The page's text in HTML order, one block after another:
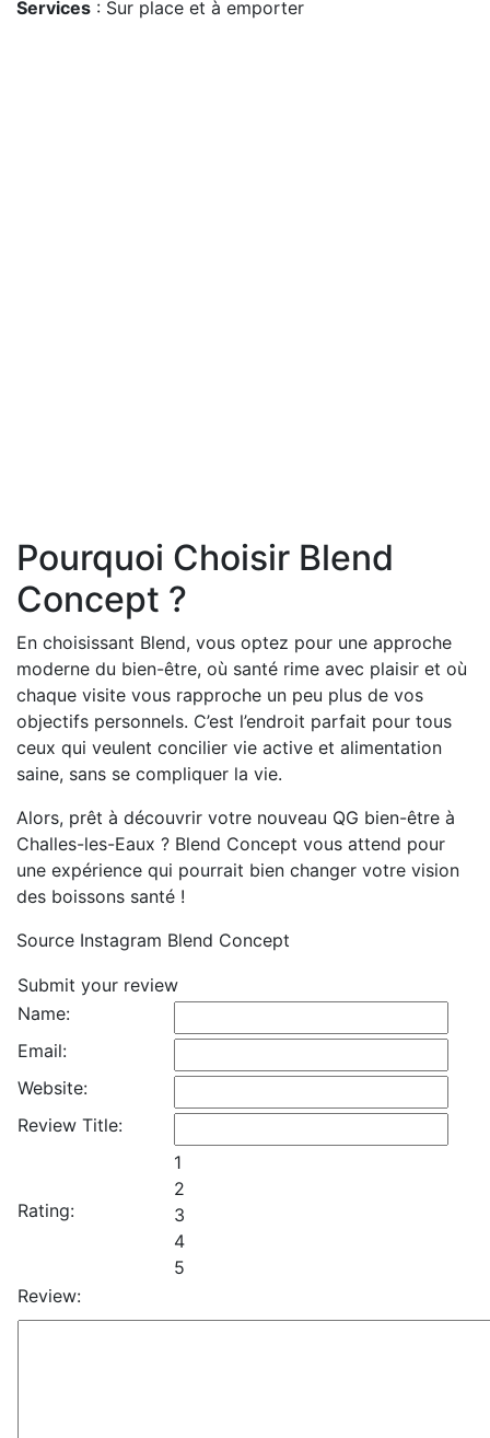
Services : Sur place et à emporter
Pourquoi Choisir Blend
Concept ?
En choisissant Blend, vous optez pour une approche
moderne du bien-être, où santé rime avec plaisir et où
chaque visite vous rapproche un peu plus de vos
objectifs personnels. C’est l’endroit parfait pour tous
ceux qui veulent concilier vie active et alimentation
saine, sans se compliquer la vie.
Alors, prêt à découvrir votre nouveau QG bien-être à
Challes-les-Eaux ? Blend Concept vous attend pour
une expérience qui pourrait bien changer votre vision
des boissons santé !
Source Instagram Blend Concept
Submit your review
Name:
Email:
Website:
Review Title:
Rating:
1
2
3
4
5
Review: